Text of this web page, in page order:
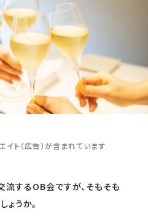
ト（広告）が含まれています
流するOB会ですが、そもそも
ょうか。